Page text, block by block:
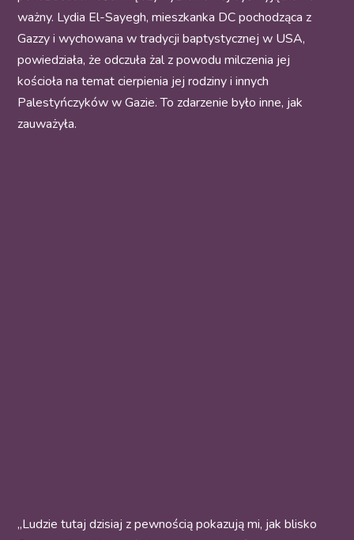
ważny. Lydia El-Sayegh, mieszkanka DC pochodząca z
Gazzy i wychowana w tradycji baptystycznej w USA,
powiedziała, że odczuła żal z powodu milczenia jej
kościoła na temat cierpienia jej rodziny i innych
Palestyńczyków w Gazie. To zdarzenie było inne, jak
zauważyła.
„Ludzie tutaj dzisiaj z pewnością pokazują mi, jak blisko